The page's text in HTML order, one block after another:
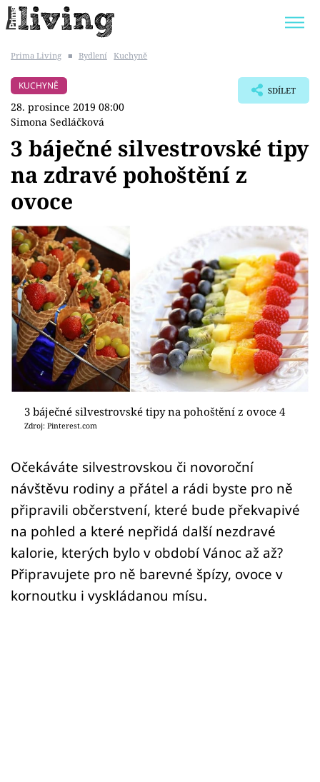
BYDLENÍ SLAVNÝCH
Témata
Bydlení
Zahrada
Design
Sledujte prima+
Přihlášení
Sledujte nás
Prima Living ■ Bydlení Kuchyně
KUCHYNĚ
28. prosince 2019 08:00
Simona Sedláčková
SDÍLET
3 báječné silvestrovské tipy
na zdravé pohoštění z
ovoce
3 báječné silvestrovské tipy na pohoštění z ovoce 4
Zdroj: Pinterest.com
Očekáváte silvestrovskou či novoroční
návštěvu rodiny a přátel a rádi byste pro ně
připravili občerstvení, které bude překvapivé
na pohled a které nepřidá další nezdravé
kalorie, kterých bylo v období Vánoc až až?
Připravujete pro ně barevné špízy, ovoce v
kornoutku i vyskládanou mísu.